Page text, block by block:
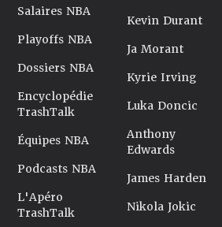
Salaires NBA
Playoffs NBA
Dossiers NBA
Encyclopédie
TrashTalk
Équipes NBA
Podcasts NBA
L'Apéro
TrashTalk
Kevin Durant
Ja Morant
Kyrie Irving
Luka Doncic
Anthony
Edwards
James Harden
Nikola Jokic